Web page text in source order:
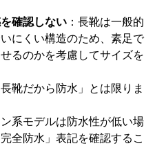
確認しない ：長靴は一般的
にくい構造のため、素足で
るのかを考慮してサイズを
長靴だから防水」とは限りま
系モデルは防水性が低い場
全防水」表記を確認するこ